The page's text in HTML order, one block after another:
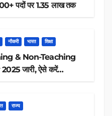
पदों पर 1.35 लाख तक
नौकरी भारत शिक्षा
& Non-Teaching
जारी, ऐसे करें
राज्य